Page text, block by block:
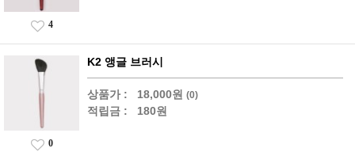
4
K2 앵글 브러시
상품가 : 18,000원 (0)
적립금 : 180원
0